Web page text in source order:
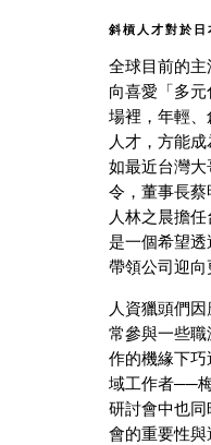
斜槓人才對於
全球目前的
向喜愛「多
場裡，年輕
人才，方能成
如最近台灣
令，董事長
人林之晨擔
是一個希望透
帶領公司迎向
人資獵頭們
常參與一些
作的機緣下巧
域工作者──
研討會中也
會的重要性與